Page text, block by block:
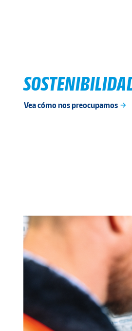
Vea cómo nos preocupamos arrow_forward